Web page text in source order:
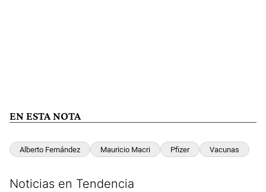
EN ESTA NOTA
Alberto Fernández Mauricio Macri Pfizer Vacunas
Noticias en Tendencia